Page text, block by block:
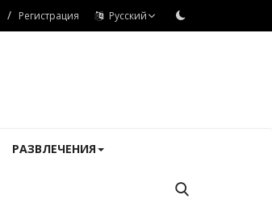
/ Регистрация Русский
РАЗВЛЕЧЕНИЯ